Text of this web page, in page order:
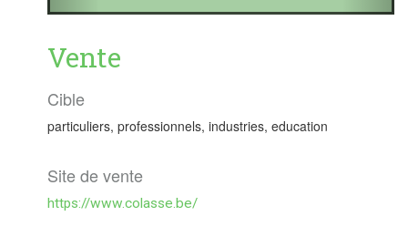
Vente
Cible
particuliers, professionnels, industries, education
Site de vente
https://www.colasse.be/